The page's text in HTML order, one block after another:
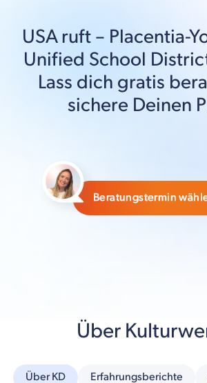
USAruft – Placentia-
Unified School
Lass dich gratis
sichere Deinen
Beratungstermin
Über
Über KD Erfahrungsberichte